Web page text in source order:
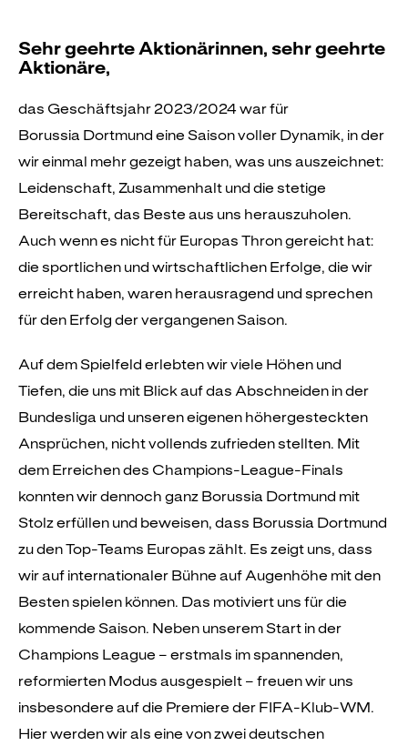
Sehr geehrte Aktionärinnen, sehr geehrte
Aktionäre,
das Geschäftsjahr 2023/2024 war für
Borussia Dortmund eine Saison voller Dynamik, in der
wir einmal mehr gezeigt haben, was uns auszeichnet:
Leidenschaft, Zusammenhalt und die stetige
Bereitschaft, das Beste aus uns herauszuholen.
Auch wenn es nicht für Europas Thron gereicht hat:
die sportlichen und wirtschaftlichen Erfolge, die wir
erreicht haben, waren herausragend und sprechen
für den Erfolg der vergangenen Saison.
Auf dem Spielfeld erlebten wir viele Höhen und
Tiefen, die uns mit Blick auf das Abschneiden in der
Bundesliga und unseren eigenen höhergesteckten
Ansprüchen, nicht vollends zufrieden stellten. Mit
dem Erreichen des Champions-League-Finals
konnten wir dennoch ganz Borussia Dortmund mit
Stolz erfüllen und beweisen, dass Borussia Dortmund
zu den Top-Teams Europas zählt. Es zeigt uns, dass
wir auf internationaler Bühne auf Augenhöhe mit den
Besten spielen können. Das motiviert uns für die
kommende Saison. Neben unserem Start in der
Champions League – erstmals im spannenden,
reformierten Modus ausgespielt – freuen wir uns
insbesondere auf die Premiere der FIFA-Klub-WM.
Hier werden wir als eine von zwei deutschen